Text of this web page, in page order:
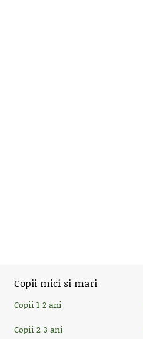
Copii mici si mari
Copii 1-2 ani
Copii 2-3 ani